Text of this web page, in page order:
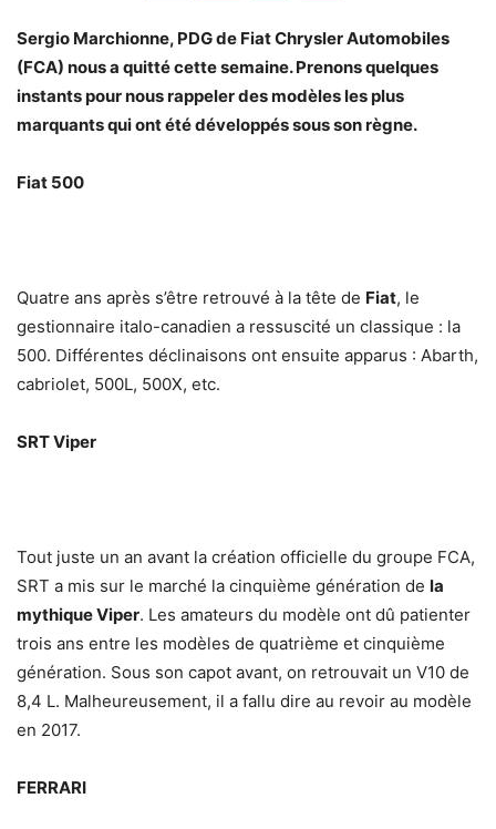
Sergio Marchionne, PDG de Fiat Chrysler Automobiles
(FCA) nous a quitté cette semaine. Prenons quelques
instants pour nous rappeler des modèles les plus
marquants qui ont été développés sous son règne.
Fiat 500
Quatre ans après s’être retrouvé à la tête de Fiat, le
gestionnaire italo-canadien a ressuscité un classique : la
500. Différentes déclinaisons ont ensuite apparus : Abarth,
cabriolet, 500L, 500X, etc.
SRT Viper
Tout juste un an avant la création officielle du groupe FCA,
SRT a mis sur le marché la cinquième génération de la
mythique Viper. Les amateurs du modèle ont dû patienter
trois ans entre les modèles de quatrième et cinquième
génération. Sous son capot avant, on retrouvait un V10 de
8,4 L. Malheureusement, il a fallu dire au revoir au modèle
en 2017.
FERRARI